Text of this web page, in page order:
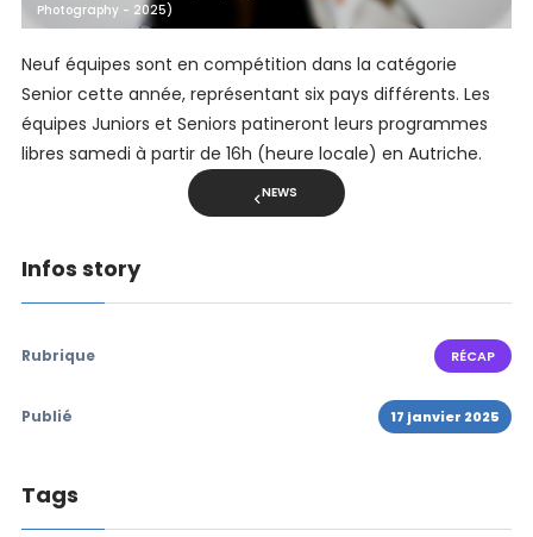
Photography - 2025)
Neuf équipes sont en compétition dans la catégorie
Senior cette année, représentant six pays différents. Les
équipes Juniors et Seniors patineront leurs programmes
libres samedi à partir de 16h (heure locale) en Autriche.
NEWS
Infos story
Rubrique RÉCAP
Publié 17 janvier 2025
Tags